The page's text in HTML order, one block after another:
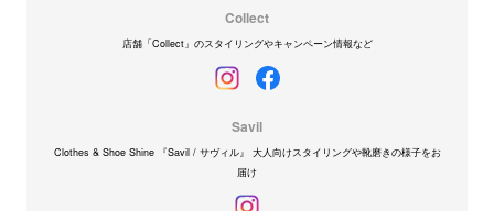
Collect
店舗「Collect」のスタイリングやキャンペーン情報など
Savil
Clothes & Shoe Shine 『Savil / サヴィル』 大人向けスタイリングや靴磨きの様子をお
届け